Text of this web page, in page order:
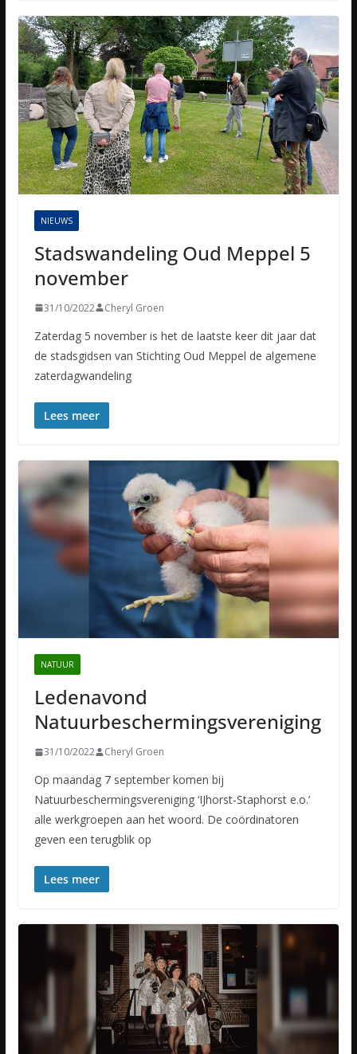
NIEUWS
Stadswandeling Oud Meppel 5
november
31/10/2022 Cheryl Groen
Zaterdag 5 november is het de laatste keer dit jaar dat
de stadsgidsen van Stichting Oud Meppel de algemene
zaterdagwandeling
Lees meer
NATUUR
Ledenavond
Natuurbeschermingsvereniging
31/10/2022 Cheryl Groen
Op maandag 7 september komen bij
Natuurbeschermingsvereniging ‘IJhorst-Staphorst e.o.’
alle werkgroepen aan het woord. De coördinatoren
geven een terugblik op
Lees meer